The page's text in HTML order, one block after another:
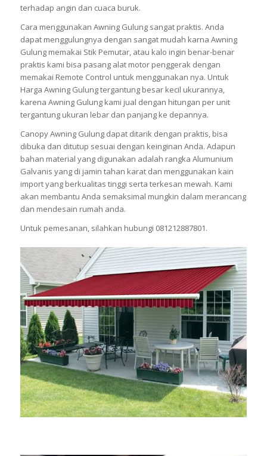
terhadap angin dan cuaca buruk.
Cara menggunakan Awning Gulung sangat praktis. Anda
dapat menggulungnya dengan sangat mudah karna Awning
Gulung memakai Stik Pemutar, atau kalo ingin benar-benar
praktis kami bisa pasang alat motor penggerak dengan
memakai Remote Control untuk menggunakan nya. Untuk
Harga Awning Gulung tergantung besar kecil ukurannya,
karena Awning Gulung kami jual dengan hitungan per unit
tergantung ukuran lebar dan panjang ke depannya.
Canopy Awning Gulung dapat ditarik dengan praktis, bisa
dibuka dan ditutup sesuai dengan keinginan Anda. Adapun
bahan material yang digunakan adalah rangka Alumunium
Galvanis yang di jamin tahan karat dan menggunakan kain
import yang berkualitas tinggi serta terkesan mewah. Kami
akan membantu Anda semaksimal mungkin dalam merancang
dan mendesain rumah anda.
Untuk pemesanan, silahkan hubungi 081212887801.